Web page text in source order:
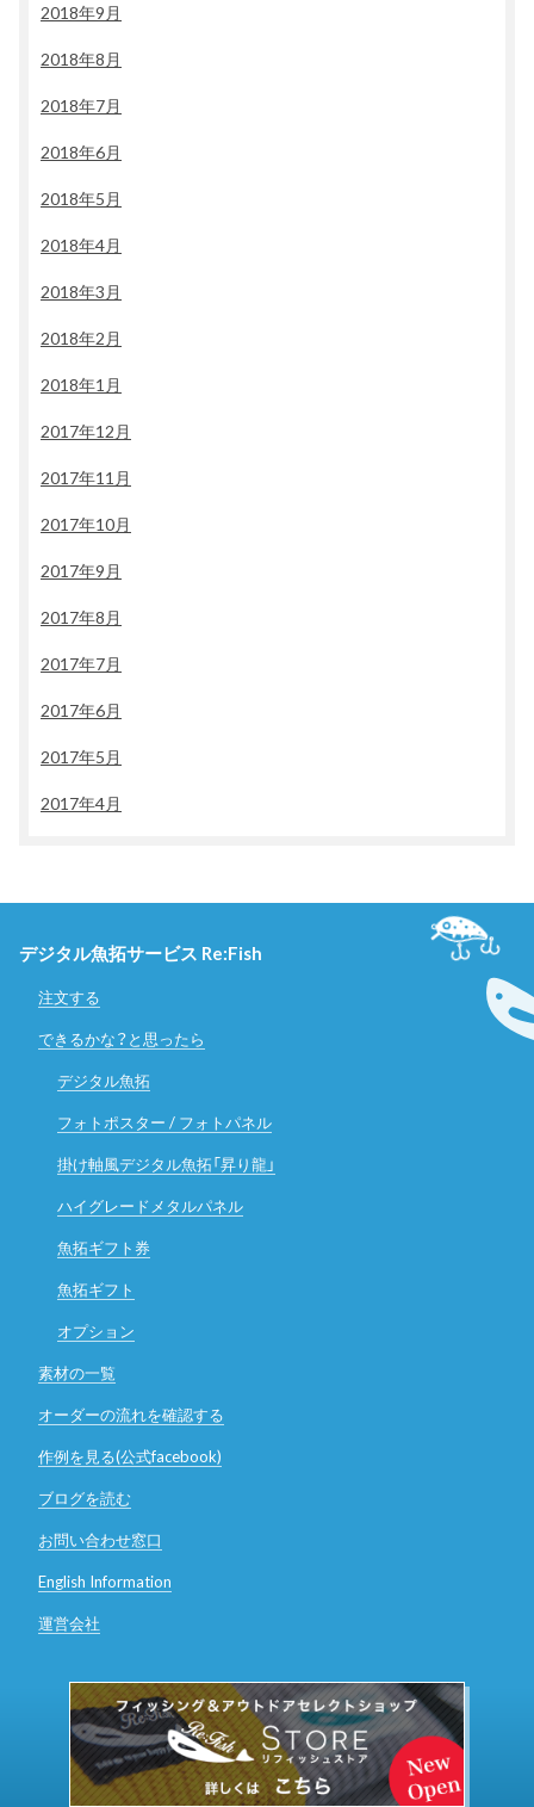
2018年9月
2018年8月
2018年7月
2018年6月
2018年5月
2018年4月
2018年3月
2018年2月
2018年1月
2017年12月
2017年11月
2017年10月
2017年9月
2017年8月
2017年7月
2017年6月
2017年5月
2017年4月
デジタル魚拓サービス Re:Fish
注文する
できるかな？と思ったら
デジタル魚拓
フォトポスター / フォトパネル
掛け軸風デジタル魚拓「昇り龍」
ハイグレードメタルパネル
魚拓ギフト券
魚拓ギフト
オプション
素材の一覧
オーダーの流れを確認する
作例を見る(公式facebook)
ブログを読む
お問い合わせ窓口
English Information
運営会社